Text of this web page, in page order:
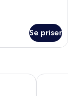
Se priser
Ultra All